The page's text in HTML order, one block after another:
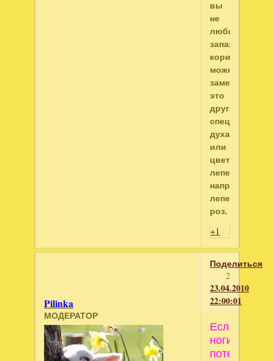
вы
не
любите
запах
корицы,
можно
заменить
это
другой
специей,
духами
или
цветочными
лепестками,
например,
лепестками
роз.
+1
Поделиться
2
23.04.2010
22:00:01
Pilinka
МОДЕРАТОР
Если
ноги
потеют